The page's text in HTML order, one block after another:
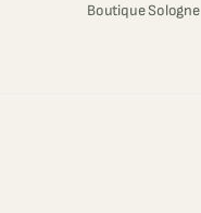
Boutique Sologne